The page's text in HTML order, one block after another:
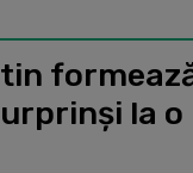
la o